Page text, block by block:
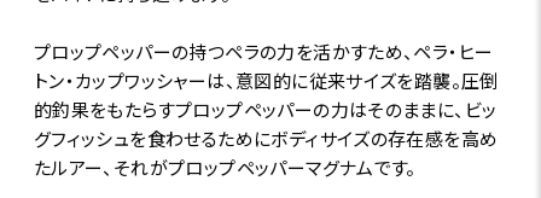
プロップペッパーの持つペラの力を活かすため、ペラ・ヒー
トン・カップワッシャーは、意図的に従来サイズを踏襲。圧倒
的釣果をもたらすプロップペッパーの力はそのままに、ビッ
グフィッシュを食わせるためにボディサイズの存在感を高め
たルアー、それがプロップペッパーマグナムです。